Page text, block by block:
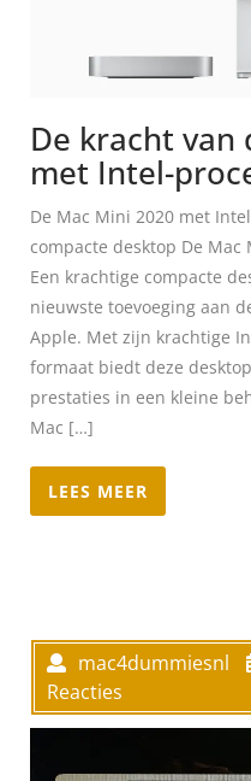
De kracht van
met Intel-
De Mac Mini 2020 met
compacte desktop De
Een krachtige compacte
nieuwste toevoeging aan
Apple. Met zijn krachtige
formaat biedt deze
prestaties in een kleine
Mac […]
LEES MEER
mac4dummiesnl
Reacties